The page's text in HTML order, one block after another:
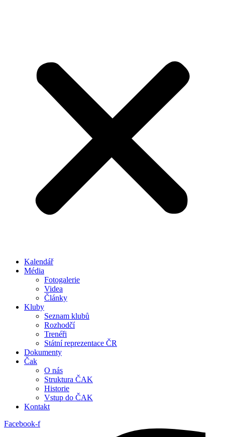
Kalendář
Média
Fotogalerie
Videa
Články
Kluby
Seznam klubů
Rozhodčí
Trenéři
Státní reprezentace ČR
Dokumenty
Čak
O nás
Struktura ČAK
Historie
Vstup do ČAK
Kontakt
Facebook-f